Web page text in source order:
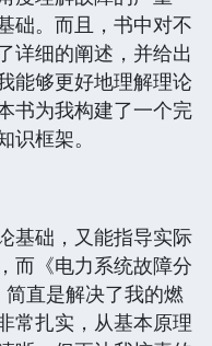
础。而且，书中对不
详细的阐述，并给出
能够更好地理解理论
书为我构建了一个完
框架。
基础，又能指导实际
而《电力系统故障分
直是解决了我的燃
常扎实，从基本原理